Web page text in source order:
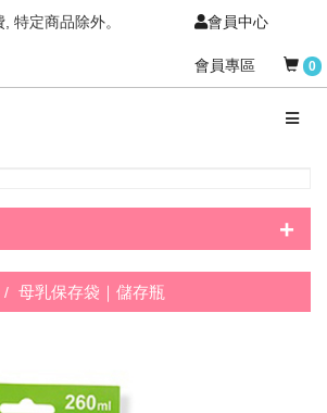
特定商品除外。 會員中心
會員專區 0
+
母乳保存袋｜儲存瓶